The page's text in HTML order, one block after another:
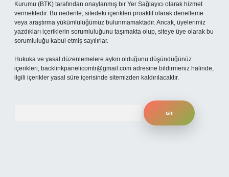
Kurumu (BTK) tarafından onaylanmış bir Yer Sağlayıcı olarak hizmet
vermektedir. Bu nedenle, sitedeki içerikleri proaktif olarak denetleme
veya araştırma yükümlülüğümüz bulunmamaktadır. Ancak, üyelerimiz
yazdıkları içeriklerin sorumluluğunu taşımakta olup, siteye üye olarak bu
sorumluluğu kabul etmiş sayılırlar.
Hukuka ve yasal düzenlemelere aykırı olduğunu düşündüğünüz
içerikleri, backlinkpanelicomtr@gmail.com adresine bildirmeniz halinde,
ilgili içerikler yasal süre içerisinde sitemizden kaldırılacaktır.